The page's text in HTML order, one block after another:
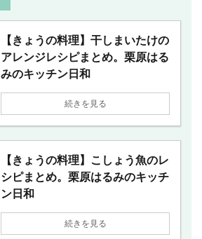
【きょうの料理】干しまいたけの
アレンジレシピまとめ。栗原はる
みのキッチン日和
続きを見る
【きょうの料理】こしょう魚のレ
シピまとめ。栗原はるみのキッチ
ン日和
続きを見る